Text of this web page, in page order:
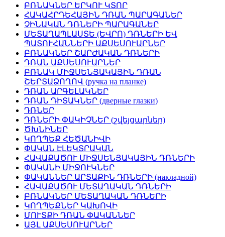
ԲՌՆԱԿՆԵՐ ԵՐԿՈՒ ԿՏՈՐ
ՀԱԿԱՀՐԴԵՀԱՅԻՆ ԴՌԱՆ ՊԱՐԱԳԱՆԵՐ
ՉԻՆԱԿԱՆ ԴՌՆԵՐԻ ՊԱՐԱԳԱՆԵՐ
ՄԵՏԱՂԱՊԼԱՍՏԵ (ԵՎՐՈ) ԴՌՆԵՐԻ ԵՎ
ՊԱՏՈՒՀԱՆՆԵՐԻ ԱՔՍԵՍՈՒԱՐՆԵՐ
ԲՌՆԱԿՆԵՐ ՇԱՐԺԱԿԱՆ ԴՌՆԵՐԻ
ԴՌԱՆ ԱՔՍԵՍՈՒԱՐՆԵՐ
ԲՌՆԱԿ ՄԻՋՍԵՆՅԱԿԱՅԻՆ ԴՌԱՆ
ՇԵՐՏԱՁՈՂՈՎ (ручка на планке)
ԴՌԱՆ ԱՐԳԵԼԱԿՆԵՐ
ԴՌԱՆ ԴԻՏԱԿՆԵՐ (дверные глазки)
ԴՌՆԵՐ
ԴՌՆԵՐԻ ՓԱԿԻՉՆԵՐ (շվեյցարներ)
ԾԽՆԻՆԵՐ
ԿՈՂՊԵՔ ՀԵԾԱՆԻՎԻ
ՓԱԿԱՆ ԷԼԵԿՏՐԱԿԱՆ
ՀԱՎԱՔԱԾՈՒ ՄԻՋՍԵՆՅԱԿԱՅԻՆ ԴՌՆԵՐԻ
ՓԱԿԱՆԻ ՄԻՋՈՒԿՆԵՐ
ՓԱԿԱՆՆԵՐ ԱՐՏԱՔԻՆ ԴՌՆԵՐԻ (накладной)
ՀԱՎԱՔԱԾՈՒ ՄԵՏԱՂԱԿԱՆ ԴՌՆԵՐԻ
ԲՌՆԱԿՆԵՐ ՄԵՏԱՂԱԿԱՆ ԴՌՆԵՐԻ
ԿՈՂՊԵՔՆԵՐ ԿԱԽՈՎԻ
ՄՈՒՏՔԻ ԴՌԱՆ ՓԱԿԱՆՆԵՐ
ԱՅԼ ԱՔՍԵՍՈՒԱՐՆԵՐ